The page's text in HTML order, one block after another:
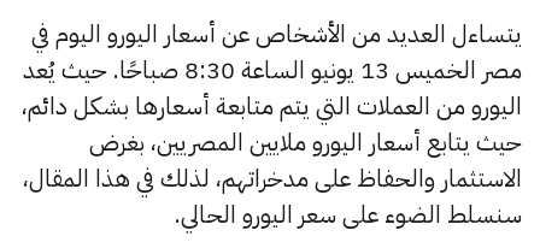
يتساءل العديد من الأشخاص عن أسعار اليورو اليوم في
مصر الخميس 13 يونيو الساعة 8:30 صباحًا. حيث يُعد
اليورو من العملات التي يتم متابعة أسعارها بشكل دائم،
حيث يتابع أسعار اليورو ملايين المصريين، بغرض
الاستثمار والحفاظ على مدخراتهم، لذلك في هذا المقال،
سنسلط الضوء على سعر اليورو الحالي.